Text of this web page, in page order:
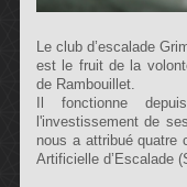
Le club d’escalade
est le fruit de la
de Rambouillet.
Il fonctionne
l'investissement de
nous a attribué quatre
Artificielle d’Escalade